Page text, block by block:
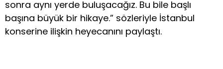
sonra aynı yerde buluşacağız. Bu bile başlı
başına büyük bir hikaye.” sözleriyle İstanbul
konserine ilişkin heyecanını paylaştı.